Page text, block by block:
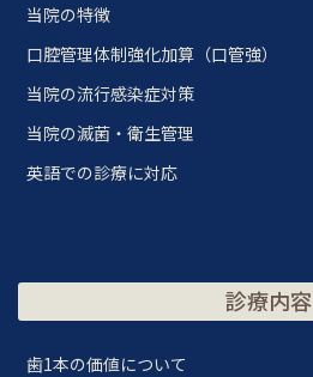
当院の特徴
口腔管理体制強化加算（口管強）
当院の流行感染症対策
当院の滅菌・衛生管理
英語での診療に対応
診療内容
歯1本の価値について